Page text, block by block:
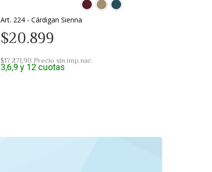
Art. 224 - Cárdigan Sienna
$20.899
$17.271,90 Precio sin imp.nac.
3,6,9 y 12 cuotas